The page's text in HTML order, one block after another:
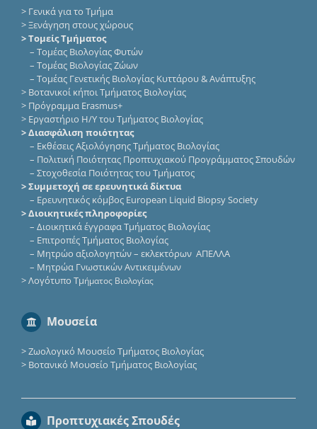
> Γενικά για το Τμήμα
>Ξενάγηση στους χώρους
> Τομείς Τμήματος
– Τομέας Βιολογίας Φυτών
– Τομέας Βιολογίας Ζώων
– Τομέας Γενετικής Βιολογίας Κυττάρου & Ανάπτυξης
> Βοτανικοί κήποι Τμήματος Βιολογίας
> Πρόγραμμα Erasmus+
> Εργαστήριο Η/Υ του Τμήματος Βιολογίας
> Διασφάλιση ποιότητας
– Εκθέσεις Αξιολόγησης Τμήματος Βιολογίας
– Πολιτική Ποιότητας Προπτυχιακού Προγράμματος Σπουδών
– Στοχοθεσία Ποιότητας του Τμήματος
> Συμμετοχή σε ερευνητικά δίκτυα
– Eρευνητικός κόμβος European Liquid Biopsy Society
> Διοικητικές πληροφορίες
– Διοικητικά έγγραφα Τμήματος Βιολογίας
– Επιτροπές Τμήματος Βιολογίας
– Μητρώο αξιολογητών – εκλεκτόρων ΑΠΕΛΛΑ
– Μητρώα Γνωστικών Αντικειμένων
>Λογότυπο Τμήματος Βιολογίας
Μουσεία
>Ζωολογικό Μουσείο Τμήματος Βιολογίας
> Βοτανικό Μουσείο Τμήματος Βιολογίας
Προπτυχιακές Σπουδές